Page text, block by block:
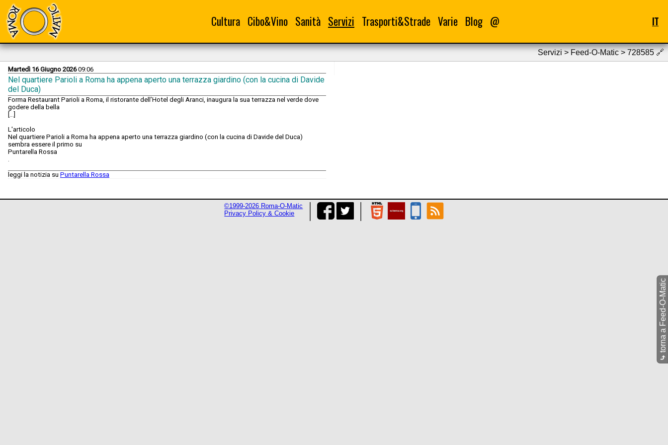
Cultura Cibo&Vino Sanità Servizi Trasporti&Strade Varie Blog @ IT
Servizi > Feed-O-Matic > 728585 🔗
Martedì 16 Giugno 202609:06
Nel quartiere Parioli a Roma ha appena aperto una terrazza giardino (con la cucina di Davide
del Duca)
Forma Restaurant Parioli a Roma, il ristorante dell’Hotel degli Aranci, inaugura la sua terrazza nel verde dove
godere della bella
[...]
L'articolo
Nel quartiere Parioli a Roma ha appena aperto una terrazza giardino (con la cucina di Davide del Duca)
sembra essere il primo su
Puntarella Rossa
.
leggi la notizia su Puntarella Rossa
⤷
torna a Feed-O-Matic
©1999-2026 Roma-O-Matic
Privacy Policy & Cookie